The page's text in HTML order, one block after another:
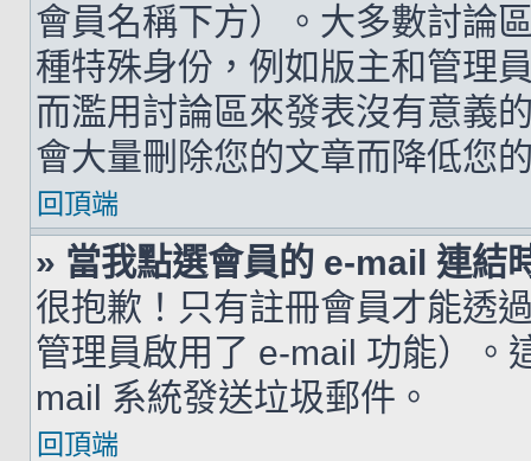
會員名稱下方）。大多數討論
種特殊身份，例如版主和管理
而濫用討論區來發表沒有意義
會大量刪除您的文章而降低您
回頂端
» 當我點選會員的 e-mail 連結
很抱歉！只有註冊會員才能透
管理員啟用了 e-mail 功能）。
mail 系統發送垃圾郵件。
回頂端